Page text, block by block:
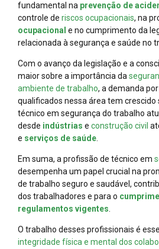
fundamental na prevenção de
controle de riscos ocupacionais, na
ocupacional e no cumprimento da
relacionada à segurança e saúde no
Com o avanço da legislação e a
maior sobre a importância da
ambiente de trabalho, a demanda
qualificados nessa área tem crescido
técnico em segurança do trabalho
desde indústrias e construção civil
e serviços de saúde
Em suma, a profissão de técnico em
desempenha um papel crucial na
de trabalho seguro e saudável,
dos trabalhadores e para o
regulamentos vigentes
O trabalho desses profissionais é
integridade física e mental dos